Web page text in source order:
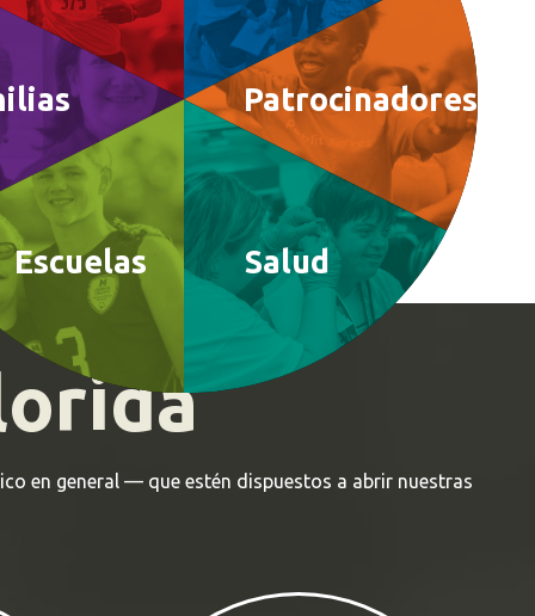
Patrocinadores
Escuelas Salud
en general — que estén dispuestos a abrir nuestras